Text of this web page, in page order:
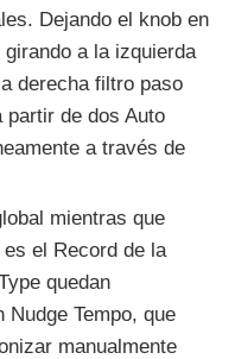
Dejando el knob en
a la izquierda
derecha filtro paso
de dos Auto
a través de
mientras que
el Record de la
quedan
Tempo, que
manualmente